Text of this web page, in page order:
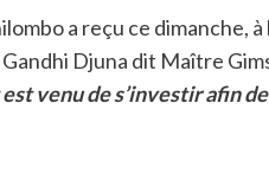
a reçu ce dimanche,
Djuna dit Maître
venu de s’investir afin